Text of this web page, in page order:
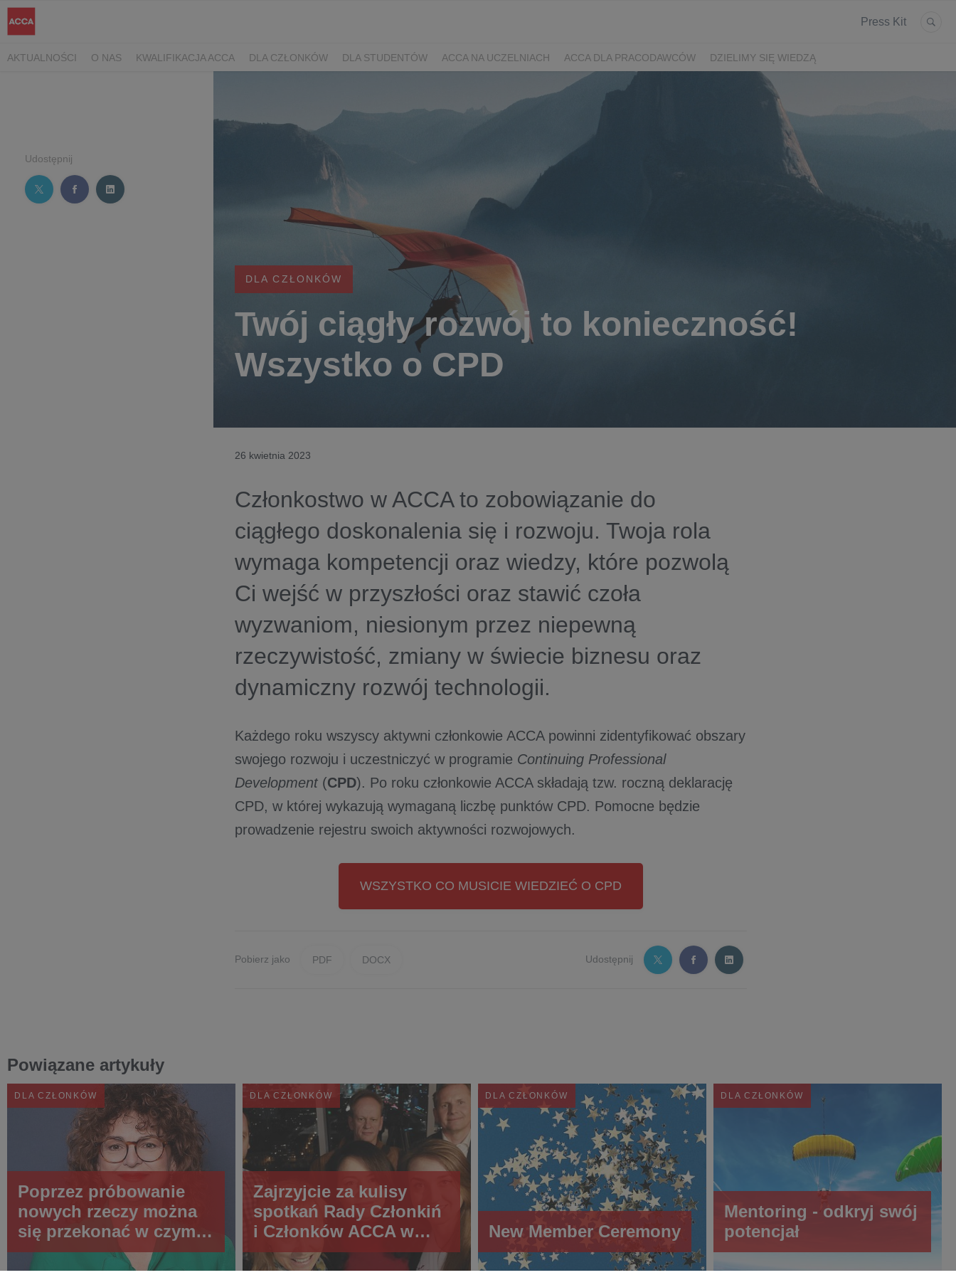
Press Kit
AKTUALNOŚCI O NAS KWALIFIKACJA ACCA DLA CZŁONKÓW DLA STUDENTÓW ACCA NA UCZELNIACH ACCA DLA PRACODAWCÓW DZIELIMY SIĘ WIEDZĄ
Udostępnij
DLA CZŁONKÓW
Twój ciągły rozwój to konieczność!
Wszystko o CPD
26 kwietnia 2023
Członkostwo w ACCA to zobowiązanie do
ciągłego doskonalenia się i rozwoju. Twoja rola
wymaga kompetencji oraz wiedzy, które pozwolą
Ci wejść w przyszłości oraz stawić czoła
wyzwaniom, niesionym przez niepewną
rzeczywistość, zmiany w świecie biznesu oraz
dynamiczny rozwój technologii.
Każdego roku wszyscy aktywni członkowie ACCA powinni zidentyfikować obszary
swojego rozwoju i uczestniczyć w programie Continuing Professional
Development (CPD). Po roku członkowie ACCA składają tzw. roczną deklarację
CPD, w której wykazują wymaganą liczbę punktów CPD. Pomocne będzie
prowadzenie rejestru swoich aktywności rozwojowych.
WSZYSTKO CO MUSICIE WIEDZIEĆ O CPD
Pobierz jako PDF DOCX Udostępnij
Powiązane artykuły
DLA CZŁONKÓW
Poprzez próbowanie
nowych rzeczy można
się przekonać w czym
jesteśmy dobrzy
DLA CZŁONKÓW
Zajrzyjcie za kulisy
spotkań Rady Członkiń
i Członków ACCA w
Polsce
DLA CZŁONKÓW
New Member Ceremony
DLA CZŁONKÓW
Mentoring - odkryj swój
potencjał